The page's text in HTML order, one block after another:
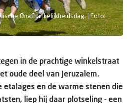
Onafhankelijkheidsdag. | Foto:
in de prachtige winkelstraat
oude deel van Jeruzalem.
etalages en de warme stenen die
liep hij daar plotseling - een